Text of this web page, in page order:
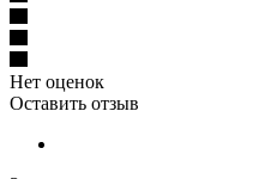
Нет оценок
Оставить отзыв